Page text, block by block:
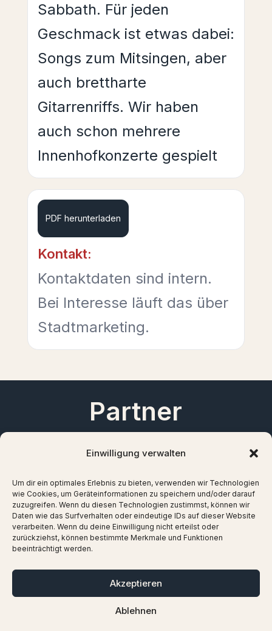
Einwilligung verwalten
Um dir ein optimales Erlebnis zu bieten, verwenden wir Technologien
wie Cookies, um Geräteinformationen zu speichern und/oder darauf
zuzugreifen. Wenn du diesen Technologien zustimmst, können wir
Daten wie das Surfverhalten oder eindeutige IDs auf dieser Website
verarbeiten. Wenn du deine Einwilligung nicht erteilst oder
zurückziehst, können bestimmte Merkmale und Funktionen
beeinträchtigt werden.
Akzeptieren
Ablehnen
Sabbath. Für jeden
Geschmack ist etwas dabei:
Songs zum Mitsingen, aber
auch brettharte
Gitarrenriffs. Wir haben
auch schon mehrere
Innenhofkonzerte gespielt
PDF herunterladen
Kontakt:
Kontaktdaten sind intern.
Bei Interesse läuft das über
Stadtmarketing.
Partner